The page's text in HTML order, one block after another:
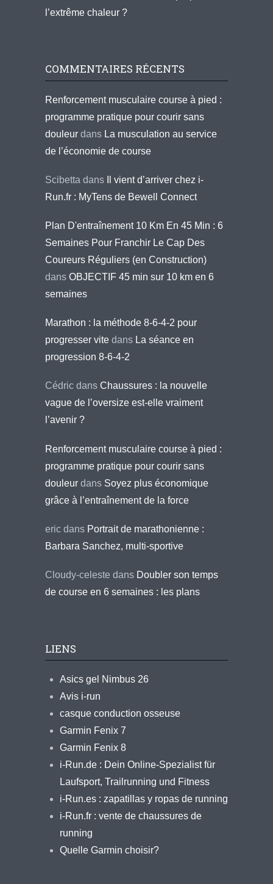
l’extrême chaleur ?
COMMENTAIRES RÉCENTS
Renforcement musculaire course à pied :
programme pratique pour courir sans
douleur dans La musculation au service
de l’économie de course
Scibetta dans
Il vient d’arriver chez i-
Run.fr : MyTens de Bewell Connect
Plan D'entraînement 10 Km En 45 Min : 6
Semaines Pour Franchir Le Cap Des
Coureurs Réguliers (en Construction)
dans OBJECTIF 45 min sur 10 km en 6
semaines
Marathon : la méthode 8-6-4-2 pour
progresser vite dans La séance en
progression 8-6-4-2
Cédric dans Chaussures : la nouvelle
vague de l’oversize est-elle vraiment
l’avenir ?
Renforcement musculaire course à pied :
programme pratique pour courir sans
douleur dans Soyez plus économique
grâce à l’entraînement de la force
eric dans Portrait de marathonienne :
Barbara Sanchez, multi-sportive
Cloudy-celeste dans Doubler son temps
de course en 6 semaines : les plans
LIENS
Asics gel Nimbus 26
Avis i-run
casque conduction osseuse
Garmin Fenix 7
Garmin Fenix 8
i-Run.de : Dein Online-Spezialist für
Laufsport, Trailrunning und Fitness
i-Run.es : zapatillas y ropas de running
i-Run.fr : vente de chaussures de
running
Quelle Garmin choisir?